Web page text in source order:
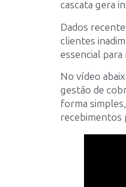
cascata gera
Dados
clientes
essencial
No vídeo
gestão de
forma
recebimentos